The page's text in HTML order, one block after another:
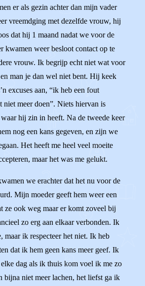
er als gezin achter dan mijn vader
vreemdging met dezelfde vrouw, hij
dat hij 1 maand nadat we voor de
kwamen weer besloot contact op te
vrouw. Ik begrijp echt niet wat voor
man je dan wel niet bent. Hij keek
excuses aan, “ik heb een fout
niet meer doen”. Niets hiervan is
hij zin in heeft. Na de tweede keer
nog een kans gegeven, en zijn we
Het heeft me heel veel moeite
maar het was me gelukt.
we erachter dat het nu voor de
Mijn moeder geeft hem weer een
ze ook weg maar er komt zoveel bij
zo erg aan elkaar verbonden. Ik
maar ik respecteer het niet. Ik heb
dat ik hem geen kans meer geef. Ik
dag als ik thuis kom voel ik me zo
bijna niet meer lachen, het liefst ga ik